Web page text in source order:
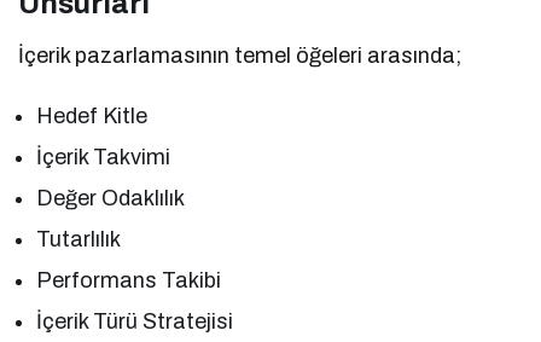
İçerik pazarlamasının temel öğeleri arasında;
Hedef Kitle
İçerik Takvimi
Değer Odaklılık
Tutarlılık
Performans Takibi
İçerik Türü Stratejisi